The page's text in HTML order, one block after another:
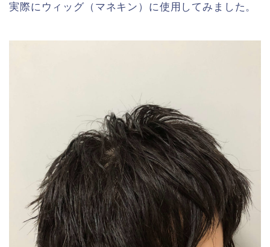
実際にウィッグ（マネキン）に使用してみました。